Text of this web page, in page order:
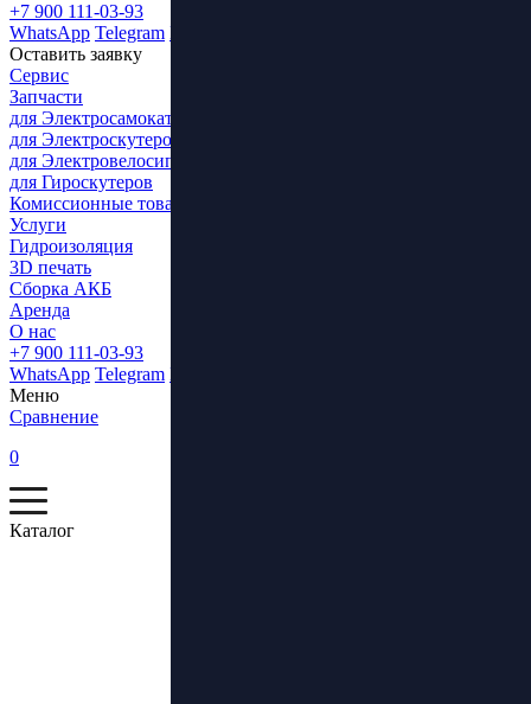
+7 900 111-03-93
WhatsApp Telegram ВКонтакте
Оставить заявку
Сервис
Запчасти
для Электросамокатов
для Электроскутеров
для Электровелосипедов
для Гироскутеров
Комиссионные товары
Услуги
Гидроизоляция
3D печать
Сборка АКБ
Аренда
О нас
+7 900 111-03-93
WhatsApp Telegram ВКонтакте
Меню
Сравнение
0
Каталог